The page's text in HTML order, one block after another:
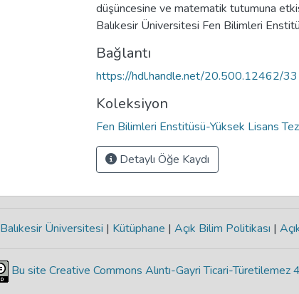
düşüncesine ve matematik tutumuna
Balıkesir Üniversitesi Fen Bilimleri
Bağlantı
https://hdl.handle.net/20.500.12462/
Koleksiyon
Fen Bilimleri Enstitüsü-Yüksek Lisans
Detaylı Öğe Kaydı
Balıkesir Üniversitesi | Kütüphane | Açık Bilim Politikası |
Bu site Creative Commons Alıntı-Gayri Ticari-Türetilemez